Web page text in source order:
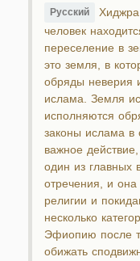
Русский
человек
переселение в
это земля, в
обряды неверия
ислама. Земля
исполняются
законы ислама
важное
один из главных
отречения, и
религии и
несколько
Эфиопию после
обижать